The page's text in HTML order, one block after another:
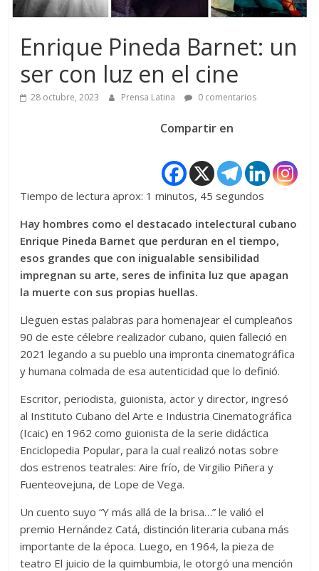
Enrique Pineda Barnet: un
ser con luz en el cine
28 octubre, 2023 Prensa Latina 0 comentarios
Compartir en
Tiempo de lectura aprox: 1 minutos, 45 segundos
Hay hombres como el destacado intelectural cubano
Enrique Pineda Barnet que perduran en el tiempo,
esos grandes que con inigualable sensibilidad
impregnan su arte, seres de infinita luz que apagan
la muerte con sus propias huellas.
Lleguen estas palabras para homenajear el cumpleaños
90 de este célebre realizador cubano, quien falleció en
2021 legando a su pueblo una impronta cinematográfica
y humana colmada de esa autenticidad que lo definió.
Escritor, periodista, guionista, actor y director, ingresó
al Instituto Cubano del Arte e Industria Cinematográfica
(Icaic) en 1962 como guionista de la serie didáctica
Enciclopedia Popular, para la cual realizó notas sobre
dos estrenos teatrales: Aire frío, de Virgilio Piñera y
Fuenteovejuna, de Lope de Vega.
Un cuento suyo “Y más allá de la brisa…” le valió el
premio Hernández Catá, distinción literaria cubana más
importante de la época. Luego, en 1964, la pieza de
teatro El juicio de la quimbumbia, le otorgó una mención